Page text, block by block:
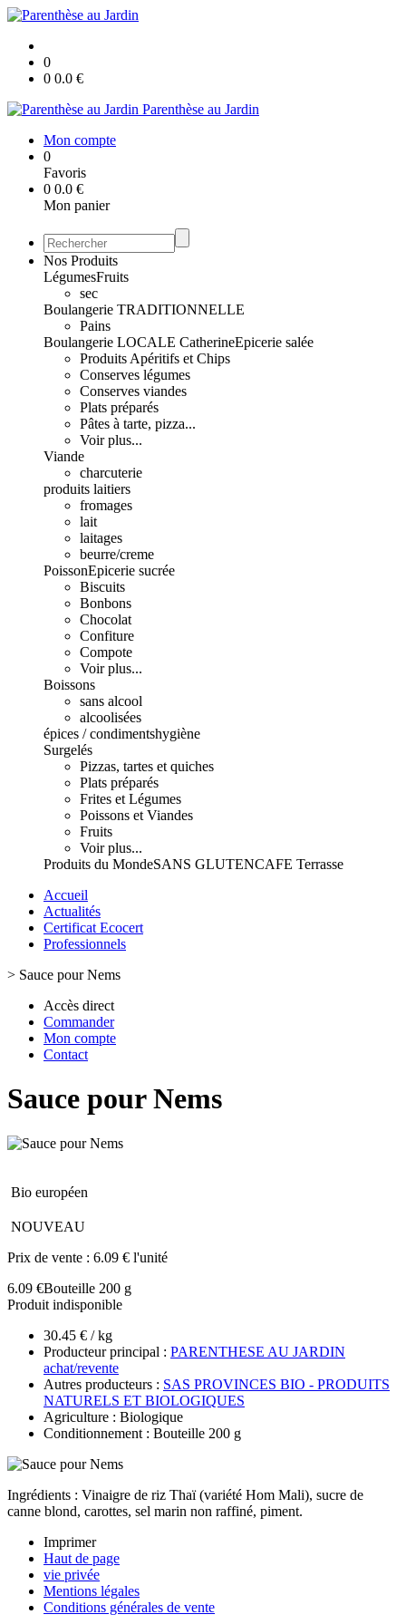
0
0 0.0 €
Parenthèse au Jardin
Mon compte
0
Favoris
0 0.0 €
Mon panier
Nos Produits
LégumesFruits
sec
Boulangerie TRADITIONNELLE
Pains
Boulangerie LOCALE CatherineEpicerie salée
Produits Apéritifs et Chips
Conserves légumes
Conserves viandes
Plats préparés
Pâtes à tarte, pizza...
Voir plus...
Viande
charcuterie
produits laitiers
fromages
lait
laitages
beurre/creme
PoissonEpicerie sucrée
Biscuits
Bonbons
Chocolat
Confiture
Compote
Voir plus...
Boissons
sans alcool
alcoolisées
épices / condimentshygiène
Surgelés
Pizzas, tartes et quiches
Plats préparés
Frites et Légumes
Poissons et Viandes
Fruits
Voir plus...
Produits du MondeSANS GLUTENCAFE Terrasse
Accueil
Actualités
Certificat Ecocert
Professionnels
> Sauce pour Nems
Accès direct
Commander
Mon compte
Contact
Sauce pour Nems
Bio européen
NOUVEAU
Prix de vente : 6.09 € l'unité
6.09 €Bouteille 200 g
Produit indisponible
30.45 € / kg
Producteur principal : PARENTHESE AU JARDIN
achat/revente
Autres producteurs : SAS PROVINCES BIO - PRODUITS
NATURELS ET BIOLOGIQUES
Agriculture : Biologique
Conditionnement : Bouteille 200 g
Ingrédients : Vinaigre de riz Thaï (variété Hom Mali), sucre de
canne blond, carottes, sel marin non raffiné, piment.
Imprimer
Haut de page
vie privée
Mentions légales
Conditions générales de vente